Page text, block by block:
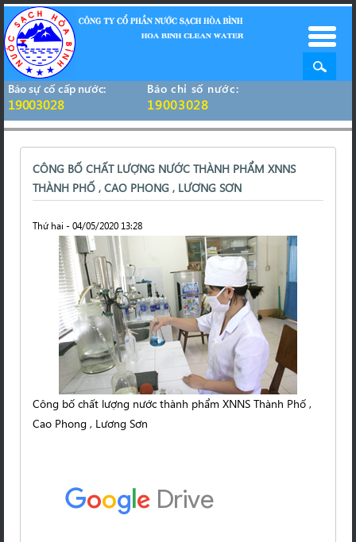
Báo sự cố cấp nước:
19003028
Báo chỉ số nước:
19003028
CÔNG BỐ CHẤT LƯỢNG NƯỚC THÀNH PHẨM XNNS
THÀNH PHỐ , CAO PHONG , LƯƠNG SƠN
Thứ hai - 04/05/2020 13:28
Công bố chất lượng nước thành phẩm XNNS Thành Phố ,
Cao Phong , Lương Sơn